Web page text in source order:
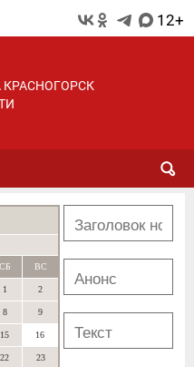
12+
КРАСНОГОРСК
СБ ВС
1 2
8 9
15 16
22 23